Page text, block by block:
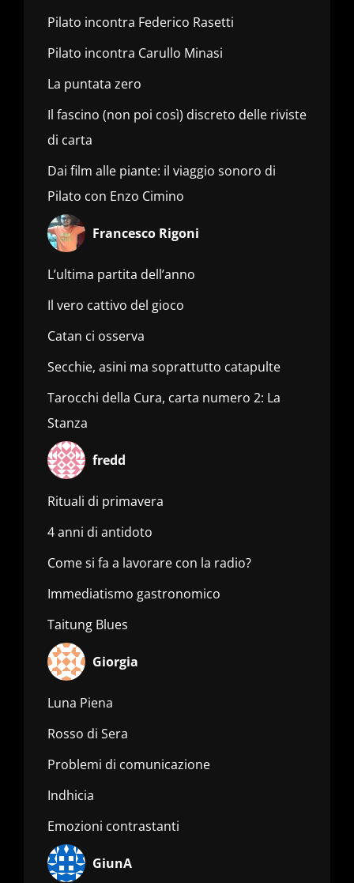
Pilato incontra Federico Rasetti
Pilato incontra Carullo Minasi
La puntata zero
Il fascino (non poi così) discreto delle riviste
di carta
Dai film alle piante: il viaggio sonoro di
Pilato con Enzo Cimino
Francesco Rigoni
L’ultima partita dell’anno
Il vero cattivo del gioco
Catan ci osserva
Secchie, asini ma soprattutto catapulte
Tarocchi della Cura, carta numero 2: La
Stanza
fredd
Rituali di primavera
4 anni di antidoto
Come si fa a lavorare con la radio?
Immediatismo gastronomico
Taitung Blues
Giorgia
Luna Piena
Rosso di Sera
Problemi di comunicazione
Indhicia
Emozioni contrastanti
GiunA